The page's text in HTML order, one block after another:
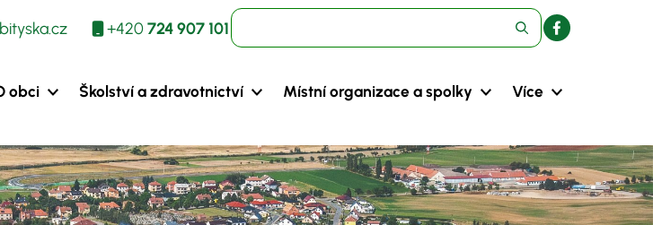
+420724 907 101
obci Školství a zdravotnictví Místní organizace a spolky Více